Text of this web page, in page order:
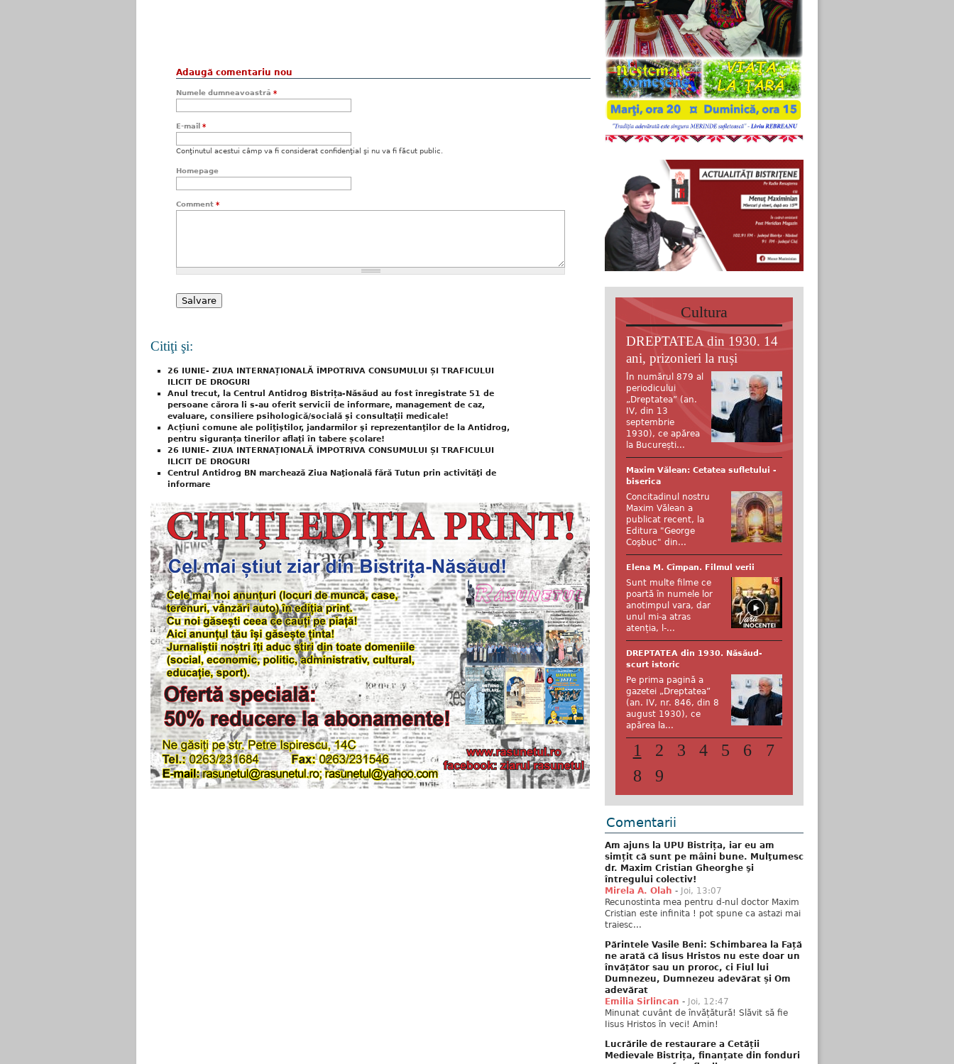
Adaugă comentariu nou
Numele dumneavoastră *
E-mail *
Conţinutul acestui câmp va fi considerat confidenţial şi nu va fi făcut public.
Homepage
Comment *
Citiţi şi:
26 IUNIE- ZIUA INTERNAȚIONALĂ ÎMPOTRIVA CONSUMULUI ȘI TRAFICULUI
ILICIT DE DROGURI
Anul trecut, la Centrul Antidrog Bistrița-Năsăud au fost înregistrate 51 de
persoane cărora li s-au oferit servicii de informare, management de caz,
evaluare, consiliere psihologică/socială și consultații medicale!
Acțiuni comune ale poliţiştilor, jandarmilor şi reprezentanţilor de la Antidrog,
pentru siguranța tinerilor aflați în tabere școlare!
26 IUNIE- ZIUA INTERNAȚIONALĂ ÎMPOTRIVA CONSUMULUI ȘI TRAFICULUI
ILICIT DE DROGURI
Centrul Antidrog BN marchează Ziua Naţională fără Tutun prin activităţi de
informare
Cultura
DREPTATEA din 1930. 14
ani, prizonieri la ruși
În numărul 879 al
periodicului
„Dreptatea” (an.
IV, din 13
septembrie
1930), ce apărea
la București...
Maxim Vălean: Cetatea sufletului -
biserica
Concitadinul nostru
Maxim Vălean a
publicat recent, la
Editura "George
Coşbuc" din...
Elena M. Cîmpan. Filmul verii
Sunt multe filme ce
poartă în numele lor
anotimpul vara, dar
unul mi-a atras
atenția, l-...
DREPTATEA din 1930. Năsăud-
scurt istoric
Pe prima pagină a
gazetei „Dreptatea”
(an. IV, nr. 846, din 8
august 1930), ce
apărea la...
1 2 3 4 5 6
7
8
9
Comentarii
Am ajuns la UPU Bistrița, iar eu am
simțit că sunt pe mâini bune. Mulţumesc
dr. Maxim Cristian Gheorghe şi
întregului colectiv!
Mirela A. Olah - Joi, 13:07
Recunostinta mea pentru d-nul doctor Maxim
Cristian este infinita ! pot spune ca astazi mai
traiesc...
Părintele Vasile Beni: Schimbarea la Față
ne arată că Iisus Hristos nu este doar un
învățător sau un proroc, ci Fiul lui
Dumnezeu, Dumnezeu adevărat și Om
adevărat
Emilia Sirlincan - Joi, 12:47
Minunat cuvânt de învățătură! Slăvit să fie
Iisus Hristos în veci! Amin!
Lucrările de restaurare a Cetății
Medievale Bistrița, finanțate din fonduri